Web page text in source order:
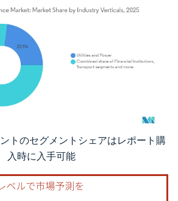
。再利用にはCC BY 4.0の表示が必要です。
トのセグメントシェアはレポート購
入時に入手可能